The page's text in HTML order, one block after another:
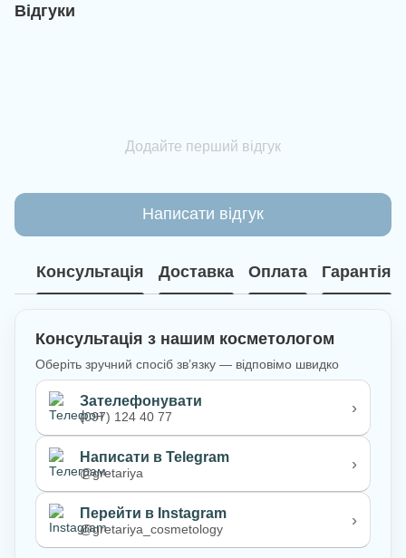
Відгуки
Додайте перший відгук
Написати відгук
Консультація Доставка Оплата Гарантія
Консультація з нашим косметологом
Оберіть зручний спосіб зв’язку — відповімо швидко
Зателефонувати
(097) 124 40 77 ›
Написати в Telegram
@gretariya ›
Перейти в Instagram
@gretariya_cosmetology ›